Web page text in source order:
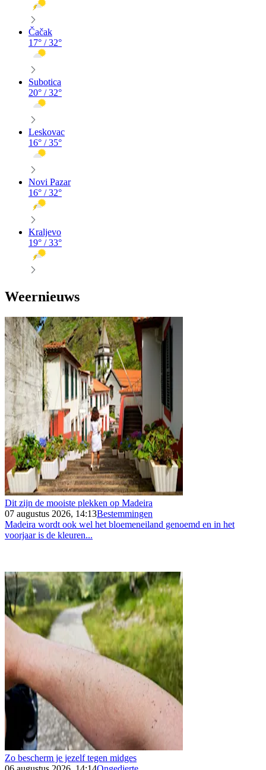
Čačak
17° /32°
Subotica
20° /32°
Leskovac
16° /35°
Novi Pazar
16° /32°
Kraljevo
19° /33°
Weernieuws
Dit zijn de mooiste plekken op Madeira
07 augustus 2026, 14:13Bestemmingen
Madeira wordt ook wel het bloemeneiland genoemd en in het
voorjaar is de kleuren...
Zo bescherm je jezelf tegen midges